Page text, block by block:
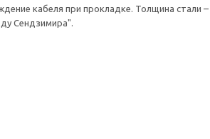
кабеля при прокладке. Толщина стали
Сендзимира".